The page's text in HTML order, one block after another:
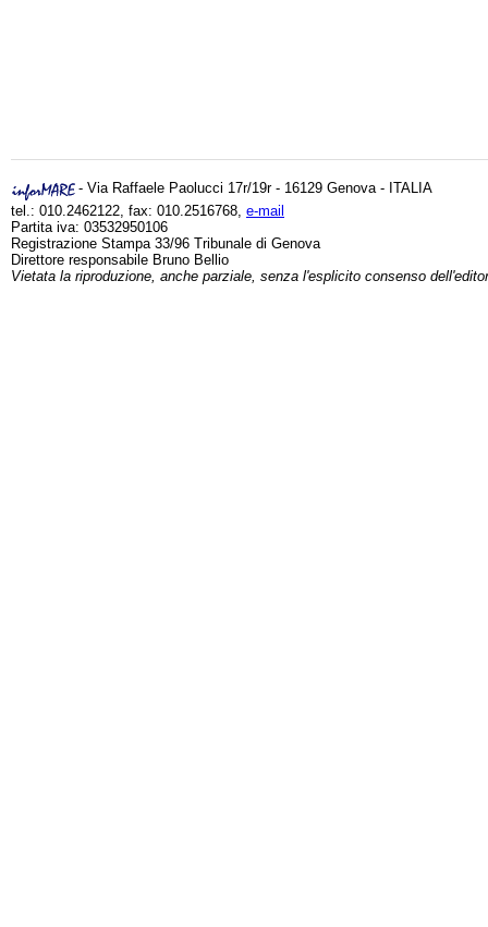
- Via Raffaele Paolucci 17r/19r - 16129 Genova - ITALIA
tel.: 010.2462122, fax: 010.2516768, e-mail
Partita iva: 03532950106
Registrazione Stampa 33/96 Tribunale di Genova
Direttore responsabile Bruno Bellio
Vietata la riproduzione, anche parziale, senza l'esplicito consenso